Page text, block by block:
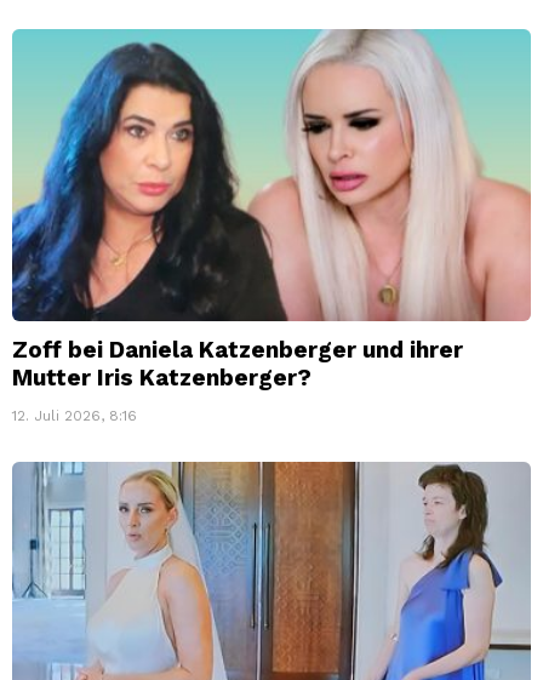
Zoff bei Daniela Katzenberger und ihrer
Mutter Iris Katzenberger?
12. Juli 2026, 8:16